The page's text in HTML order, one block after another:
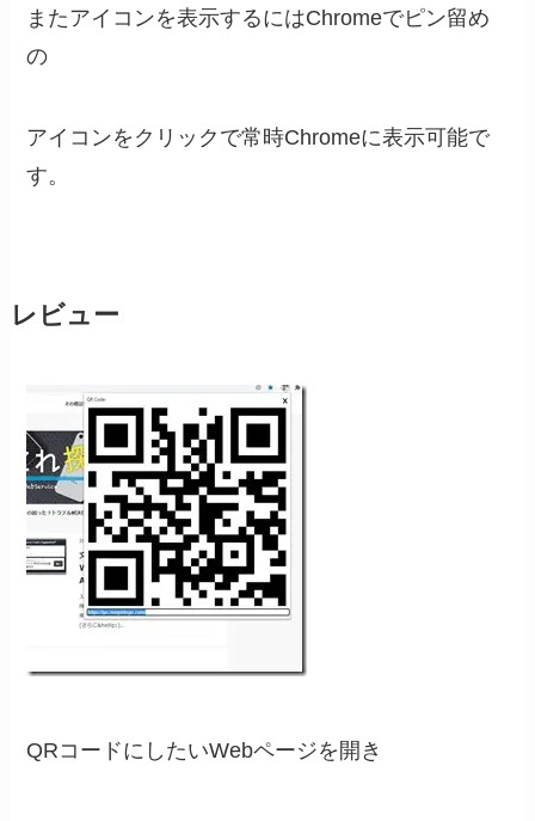
またアイコンを表示するにはChromeでピン留め
の
アイコンをクリックで常時Chromeに表示可能で
す。
レビュー
QRコードにしたいWebページを開き